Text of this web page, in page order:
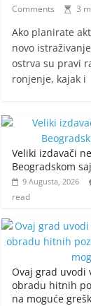
Comments
3
Ako planirate
novo
ostrva su pravi
ronjenje, kajak i
Veliki izdavači
Beogradskom
9 Augusta, 2026
read
Ovaj grad uvodi
obradu hitnih
na moguće